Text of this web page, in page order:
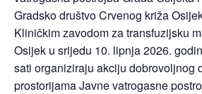
Gradsko društvo Crvenog križa
Kliničkim zavodom za transfuzijsku
Osijek u srijedu 10. lipnja 2026.
sati organiziraju akciju dobrovoljnog
prostorijama Javne vatrogasne